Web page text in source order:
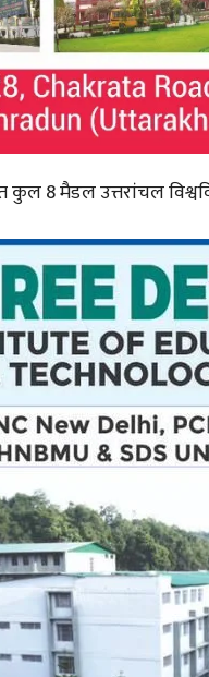
कुल 8 मैडल उत्तरांचल